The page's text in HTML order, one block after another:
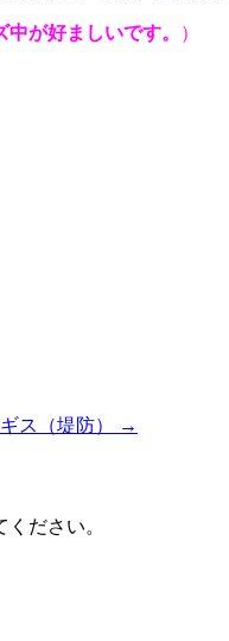
が好ましいです。 ）
ス（堤防） →
ください。